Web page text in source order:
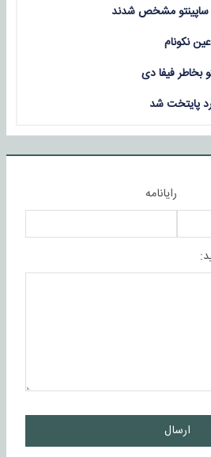
ساپینتو مشخص شدند
نکونام
بخاطر فیفا دی
پایتخت شد
رایانامه
ارسال